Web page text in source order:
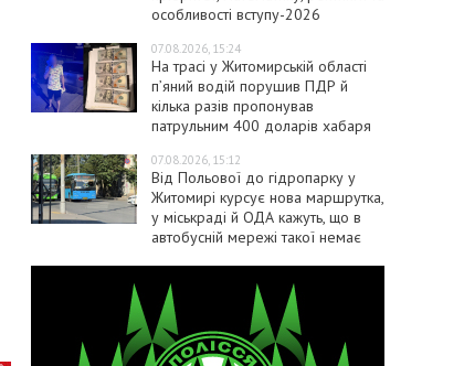
особливості вступу-2026
07.08.2026, 15:24
На трасі у Житомирській області
п’яний водій порушив ПДР й
кілька разів пропонував
патрульним 400 доларів хабаря
07.08.2026, 15:12
Від Польової до гідропарку у
Житомирі курсує нова маршрутка,
у міськраді й ОДА кажуть, що в
автобусній мережі такої немає